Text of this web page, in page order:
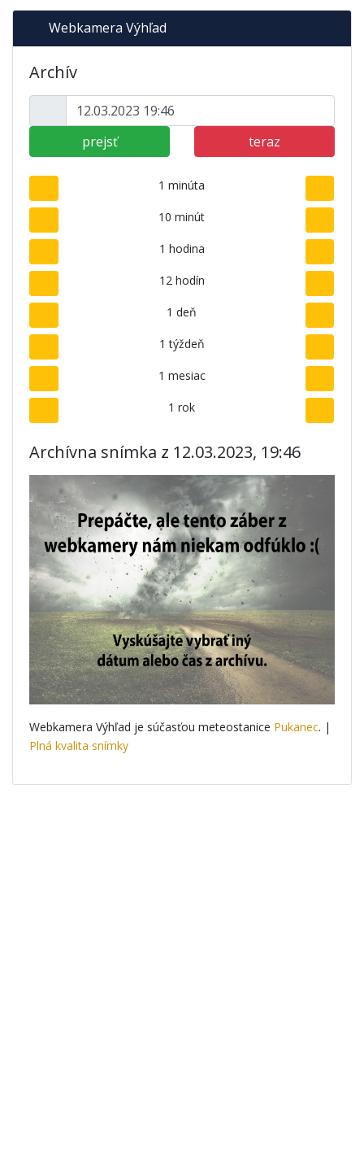
Webkamera Výhľad
Archív
prejsť teraz
1 minúta
10 minút
1 hodina
12 hodín
1 deň
1 týždeň
1 mesiac
1 rok
Archívna snímka z 12.03.2023, 19:46
Webkamera Výhľad je súčasťou meteostanice Pukanec. |
Plná kvalita snímky